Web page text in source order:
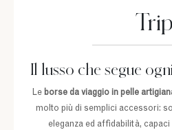
Trip
Il lusso che segue
Le borse da viaggio in pelle
molto più di semplici accessori:
eleganza ed affidabilità,